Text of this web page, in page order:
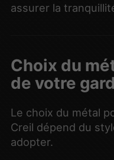
assurer la
Choix du
de votre
Le choix du métal
Creil dépend du
adopter.